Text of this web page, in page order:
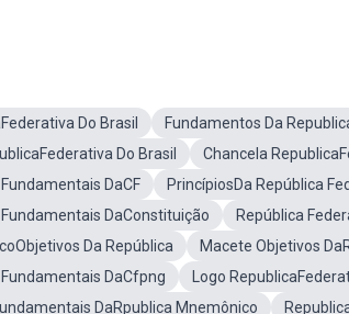
Do Brasil Fundamentos Da
Do Brasil
Chancela
DaCF
PrincípiosDa República
DaConstituição
República
Da República
Macete Objetivos
DaCfpng
Logo
DaRpublica Mnemônico